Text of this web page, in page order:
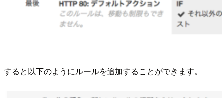
すると以下のようにルールを追加することができます。